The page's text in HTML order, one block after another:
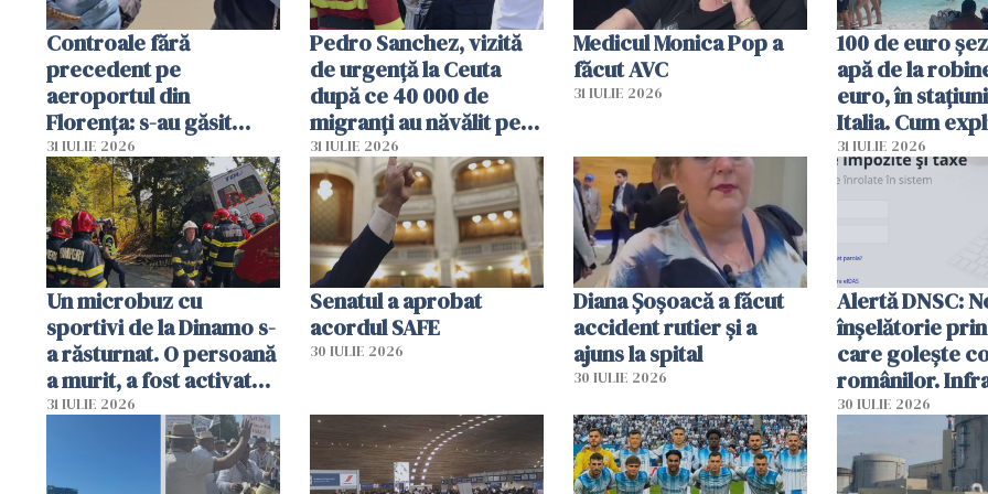
Controale fără
precedent pe
aeroportul din
Florența: s-au găsit
capete de aligator și o
sumă imensă de bani
31 IULIE 2026
Pedro Sanchez, vizită
de urgență la Ceuta
după ce 40 000 de
migranți au năvălit pe
teritoriul spaniol: „Vom
mobiliza toate
resursele"
31 IULIE 2026
Medicul Monica Pop a
făcut AVC
31 IULIE 2026
100 de euro
apă de la
euro, în
Italia. Cum
autoritățile
31 IULIE 2026
Un microbuz cu
sportivi de la Dinamo s-
a răsturnat. O persoană
a murit, a fost activat
planul roșu de
31 IULIE 2026
Senatul a aprobat
acordul SAFE
30 IULIE 2026
Diana Șoșoacă a făcut
accident rutier și a
ajuns la spital
30 IULIE 2026
Alertă DNSC:
înșelătorie prin
care golește
românilor.
folosesc
Ghișeul.ro și
Române
30 IULIE 2026